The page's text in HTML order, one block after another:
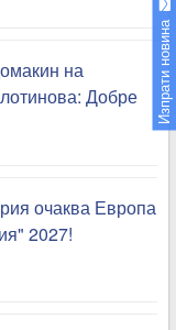
на
Добре
очаква Европа
2027!
Изпрати новина